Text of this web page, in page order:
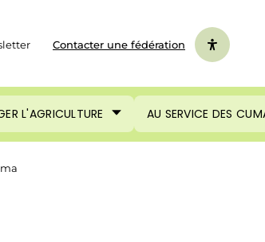
Contacter une fédération
L'AGRICULTURE AU SERVICE DES